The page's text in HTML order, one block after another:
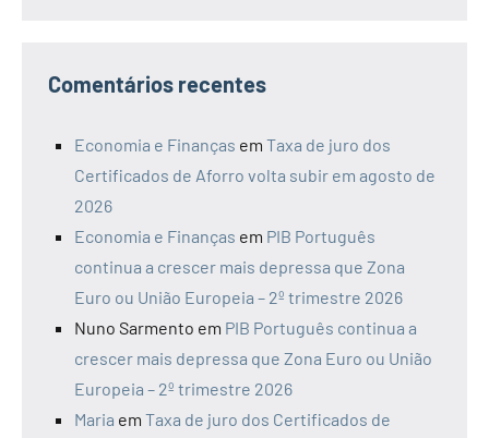
Comentários recentes
Economia e Finanças em Taxa de juro dos
Certificados de Aforro volta subir em agosto de
2026
Economia e Finanças em PIB Português
continua a crescer mais depressa que Zona
Euro ou União Europeia – 2º trimestre 2026
Nuno Sarmento em PIB Português continua a
crescer mais depressa que Zona Euro ou União
Europeia – 2º trimestre 2026
Maria em Taxa de juro dos Certificados de